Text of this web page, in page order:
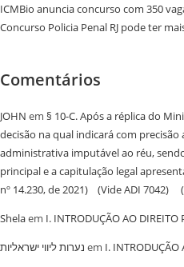
ICMBio anuncia concurso com 350
Concurso Policia Penal RJ pode ter
Comentários
JOHN em § 10-C. Após a réplica do
decisão na qual indicará com
administrativa imputável ao réu,
principal e a capitulação legal
nº 14.230, de 2021) (Vide ADI 7042)
Shelaem I. INTRODUÇÃO AO DIREITO
נערות ליווי ישראליות em I. INTRODUÇÃO